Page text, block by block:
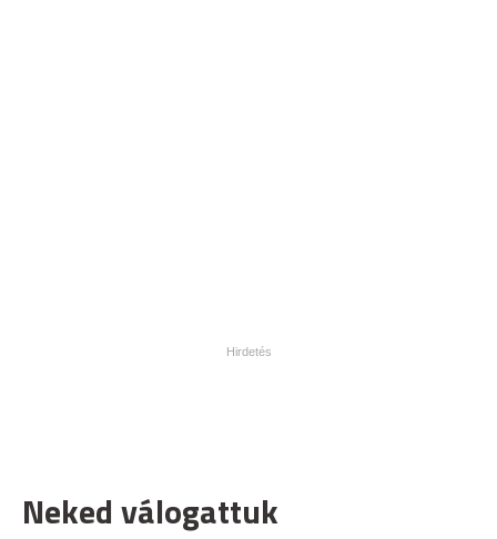
Neked válogattuk